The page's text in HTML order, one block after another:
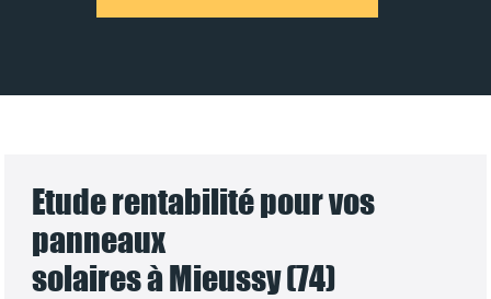
Etude rentabilité pour vos
panneaux
solaires à Mieussy (74)